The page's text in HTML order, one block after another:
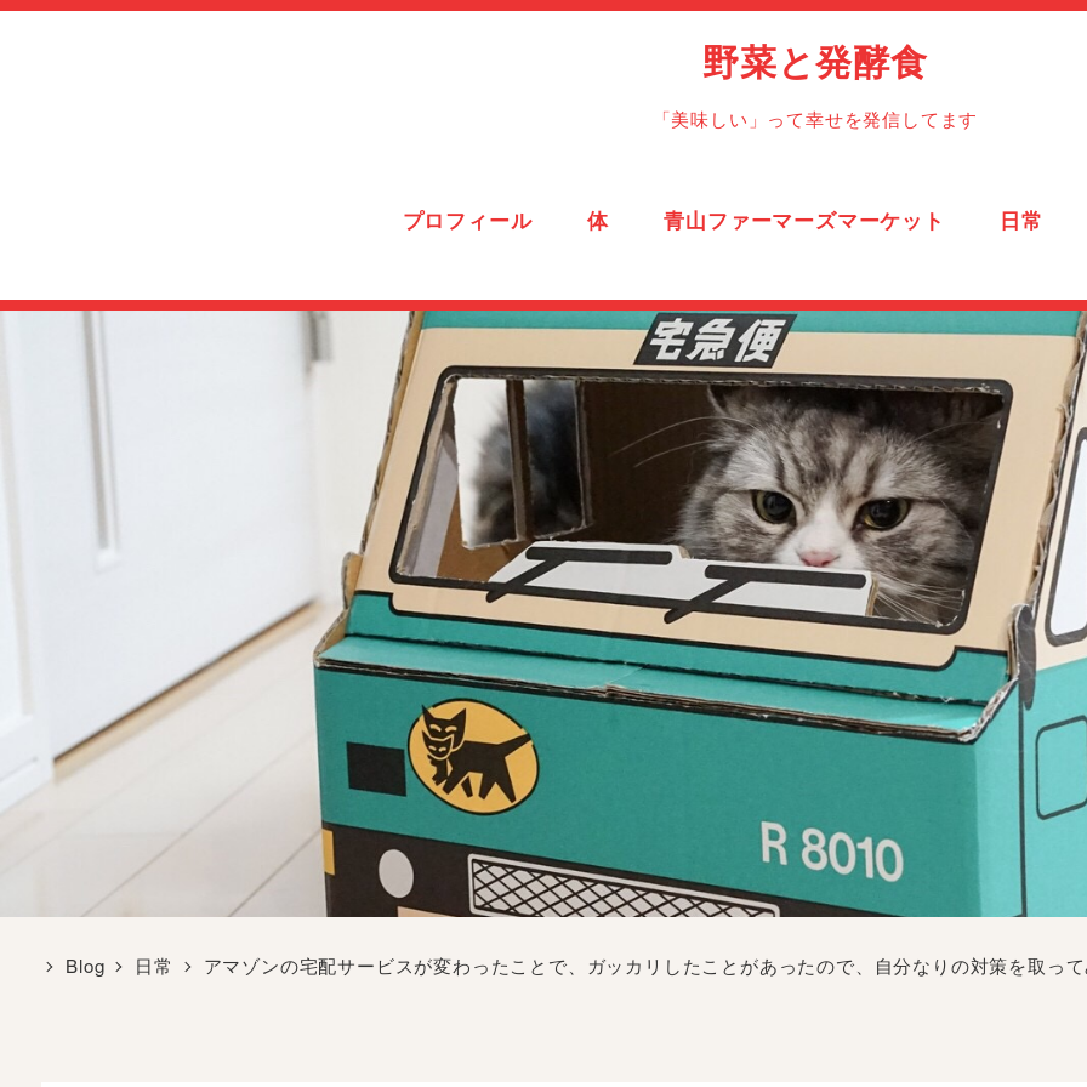
野菜と発酵食
「美味しい」って幸せを発信してます
プロフィール 体 青山ファーマーズマーケット 日常
Blog 日常 アマゾンの宅配サービスが変わったことで、ガッカリしたことがあったので、自分なりの対策を取っ